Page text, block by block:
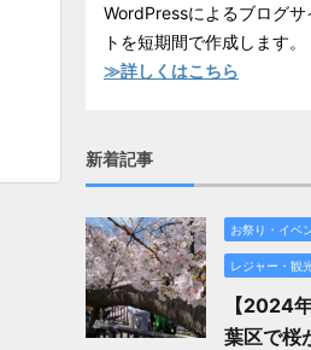
WordPressによるブログサ
トを短期間で作成します。
≫詳しくはこちら
新着記事
お祭り・イベ
レジャー・観
【2024
葉区で桜